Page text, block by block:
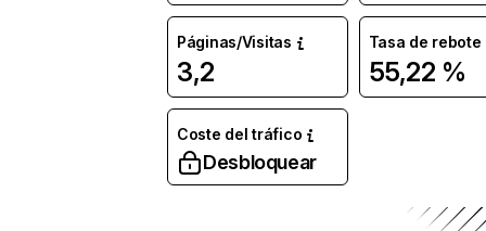
Páginas/Visitas
3,2
Tasa de rebote
55,22 %
Coste del tráfico
Desbloquear